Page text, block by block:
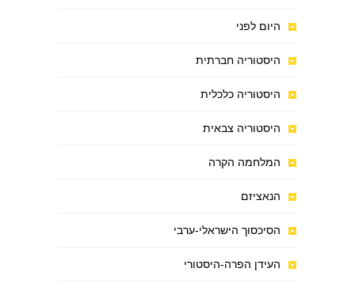
היום לפני
היסטוריה חברתית
היסטוריה כלכלית
היסטוריה צבאית
המלחמה הקרה
הנאציזם
הסיכסוך הישראלי-ערבי
העידן הפרה-היסטורי